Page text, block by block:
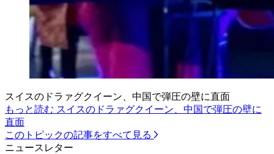
スイスのドラァグクイーン、中国で弾圧の壁に直面
もっと読む スイスのドラァグクイーン、中国で弾圧の壁に
直面
このトピックの記事をすべて見る
ニュースレター